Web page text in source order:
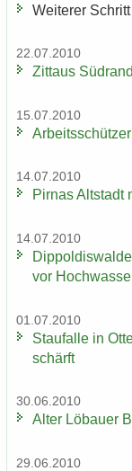
Wei­te­rer
22.07.2010
Zit­taus
15.07.2010
14.07.2010
Pirnas Alt­stadt
14.07.2010
vor
01.07.2010
Stau­f­al­le in
schärft
30.06.2010
Alter Lö­bau­er
29.06.2010